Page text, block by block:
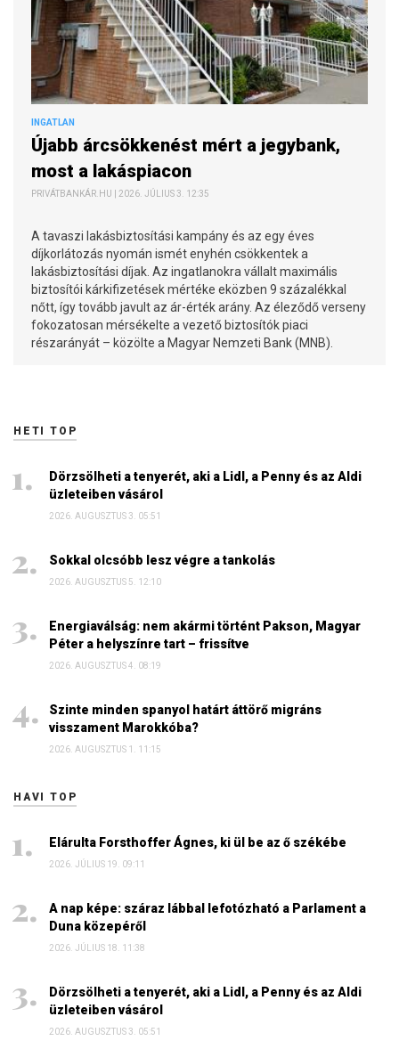
INGATLAN
Újabb árcsökkenést mért a jegybank,
most a lakáspiacon
PRIVÁTBANKÁR.HU | 2026. JÚLIUS 3. 12:35
A tavaszi lakásbiztosítási kampány és az egy éves
díjkorlátozás nyomán ismét enyhén csökkentek a
lakásbiztosítási díjak. Az ingatlanokra vállalt maximális
biztosítói kárkifizetések mértéke eközben 9 százalékkal
nőtt, így tovább javult az ár-érték arány. Az éleződő verseny
fokozatosan mérsékelte a vezető biztosítók piaci
részarányát – közölte a Magyar Nemzeti Bank (MNB).
HETI TOP
Dörzsölheti a tenyerét, aki a Lidl, a Penny és az Aldi
üzleteiben vásárol
2026. AUGUSZTUS 3. 05:51
Sokkal olcsóbb lesz végre a tankolás
2026. AUGUSZTUS 5. 12:10
Energiaválság: nem akármi történt Pakson, Magyar
Péter a helyszínre tart – frissítve
2026. AUGUSZTUS 4. 08:19
Szinte minden spanyol határt áttörő migráns
visszament Marokkóba?
2026. AUGUSZTUS 1. 11:15
HAVI TOP
Elárulta Forsthoffer Ágnes, ki ül be az ő székébe
2026. JÚLIUS 19. 09:11
A nap képe: száraz lábbal lefotózható a Parlament a
Duna közepéről
2026. JÚLIUS 18. 11:38
Dörzsölheti a tenyerét, aki a Lidl, a Penny és az Aldi
üzleteiben vásárol
2026. AUGUSZTUS 3. 05:51